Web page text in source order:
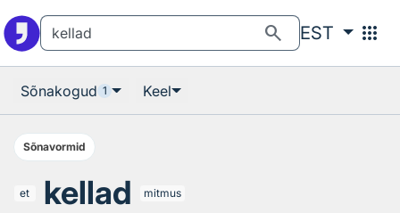
search EST apps
Sõnakogud 1 Keel
Sõnavormid
et kellad mitmus